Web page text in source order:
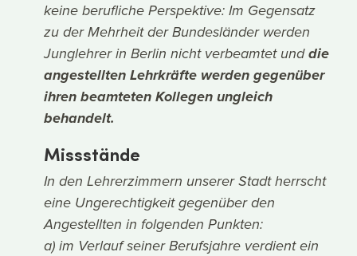
keine berufliche Perspektive: Im Gegensatz
zu der Mehrheit der Bundesländer werden
Junglehrer in Berlin nicht verbeamtet unddie
angestellten Lehrkräfte werden gegenüber
ihren beamteten Kollegen ungleich
behandelt.
Missstände
In den Lehrerzimmern unserer Stadt herrscht
eine Ungerechtigkeit gegenüber den
Angestellten in folgenden Punkten:
a) im Verlauf seiner Berufsjahre verdient ein